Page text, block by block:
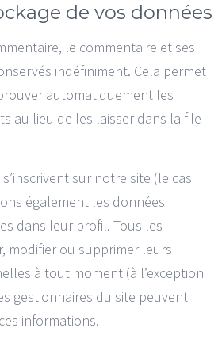
de vos données
le commentaire et ses
indéfiniment. Cela permet
automatiquement les
au lieu de les laisser dans la file
sur notre site (le cas
également les données
dans leur profil. Tous les
modifier ou supprimer leurs
à tout moment (à l’exception
gestionnaires du site peuvent
informations.